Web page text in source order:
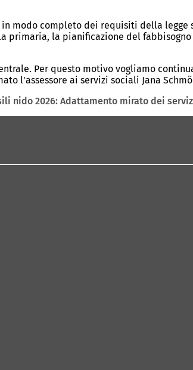
modo completo dei requisiti della legge
primaria, la pianificazione del
Per questo motivo vogliamo
l'assessore ai servizi sociali Jana
nido 2026: Adattamento mirato dei